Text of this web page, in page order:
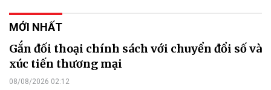
MỚI NHẤT
Gắn đối thoại chính sách với chuyển đổi số và
xúc tiến thương mại
08/08/2026 02:12